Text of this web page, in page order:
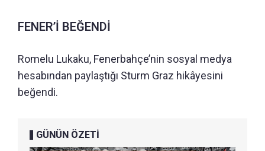
FENER’İ BEĞENDİ
Romelu Lukaku, Fenerbahçe’nin sosyal medya
hesabından paylaştığı Sturm Graz hikâyesini
beğendi.
GÜNÜN ÖZETİ